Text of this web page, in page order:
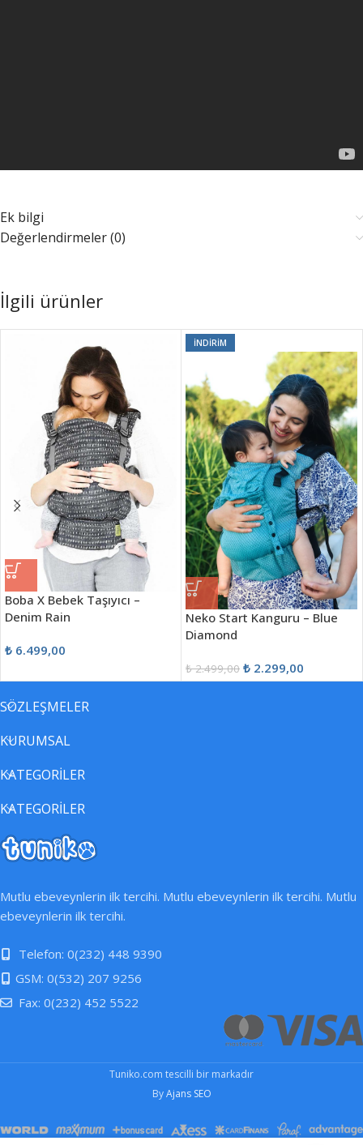
Ek bilgi
Değerlendirmeler (0)
İlgili ürünler
Boba X Bebek Taşıyıcı –
Denim Rain
₺ 6.499,00
İNDIRIM
Neko Start Kanguru – Blue
Diamond
₺2.499,00 ₺ 2.299,00
SÖZLEŞMELER
KURUMSAL
KATEGORİLER
KATEGORİLER
Mutlu ebeveynlerin ilk tercihi. Mutlu ebeveynlerin ilk tercihi. Mutlu
ebeveynlerin ilk tercihi.
Telefon: 0(232) 448 9390
GSM: 0(532) 207 9256
Fax: 0(232) 452 5522
Tuniko.com tescilli bir markadır
ByAjans SEO